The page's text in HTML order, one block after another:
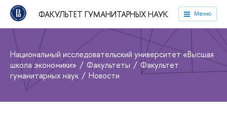
ФАКУЛЬТЕТ ГУМАНИТАРНЫХ НАУК Меню
Национальный исследовательский университет «Высшая
школа экономики»
Факультеты
Факультет
гуманитарных наук
Новости